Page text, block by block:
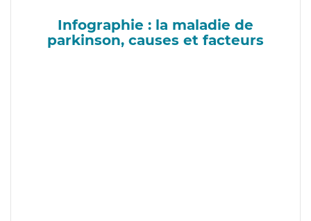
Infographie : la maladie de
parkinson, causes et facteurs